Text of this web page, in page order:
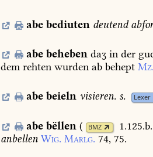
abebediuten deutend
abebeheben daʒinder
dem rehten wurden ab behept
abebeieln visieren. s. Lexer
abebëllen ( BMZ
anbellen Wig. Marlg. 74, 75.